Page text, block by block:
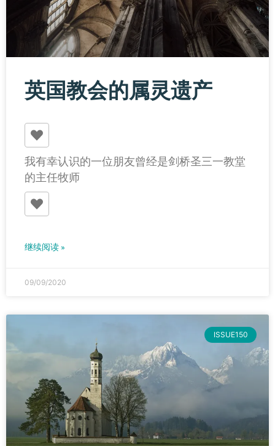
英国教会的属灵遗产
我有幸认识的一位朋友曾经是剑桥圣三一教堂
的主任牧师
继续阅读 »
09/09/2020
ISSUE150